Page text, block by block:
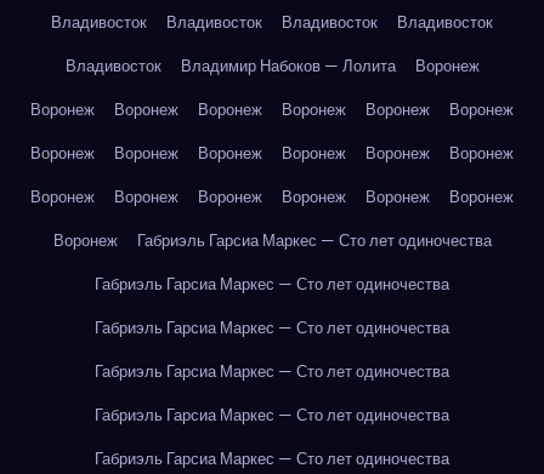
Владивосток
Владивосток Владивосток
Владивосток
Владивосток
Владимир Набоков — Лолита
Воронеж
Воронеж
Воронеж Воронеж Воронеж Воронеж
Воронеж
Воронеж
Воронеж Воронеж Воронеж Воронеж
Воронеж
Воронеж
Воронеж Воронеж Воронеж Воронеж
Воронеж
Воронеж
Габриэль Гарсиа Маркес — Сто лет одиночества
Габриэль Гарсиа Маркес — Сто лет одиночества
Габриэль Гарсиа Маркес — Сто лет одиночества
Габриэль Гарсиа Маркес — Сто лет одиночества
Габриэль Гарсиа Маркес — Сто лет одиночества
Габриэль Гарсиа Маркес — Сто лет одиночества